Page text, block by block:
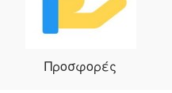
Προσφορές